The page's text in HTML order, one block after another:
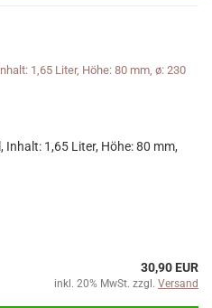
Inhalt: 1,65 Liter, Höhe: 80 mm,
30,90 EUR
inkl. 20% MwSt. zzgl. Versand